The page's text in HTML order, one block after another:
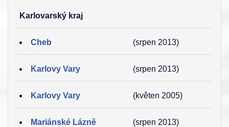
Karlovarský kraj
Cheb (srpen 2013)
Karlovy Vary (srpen 2013)
Karlovy Vary (květen 2005)
Mariánské Lázně (srpen 2013)